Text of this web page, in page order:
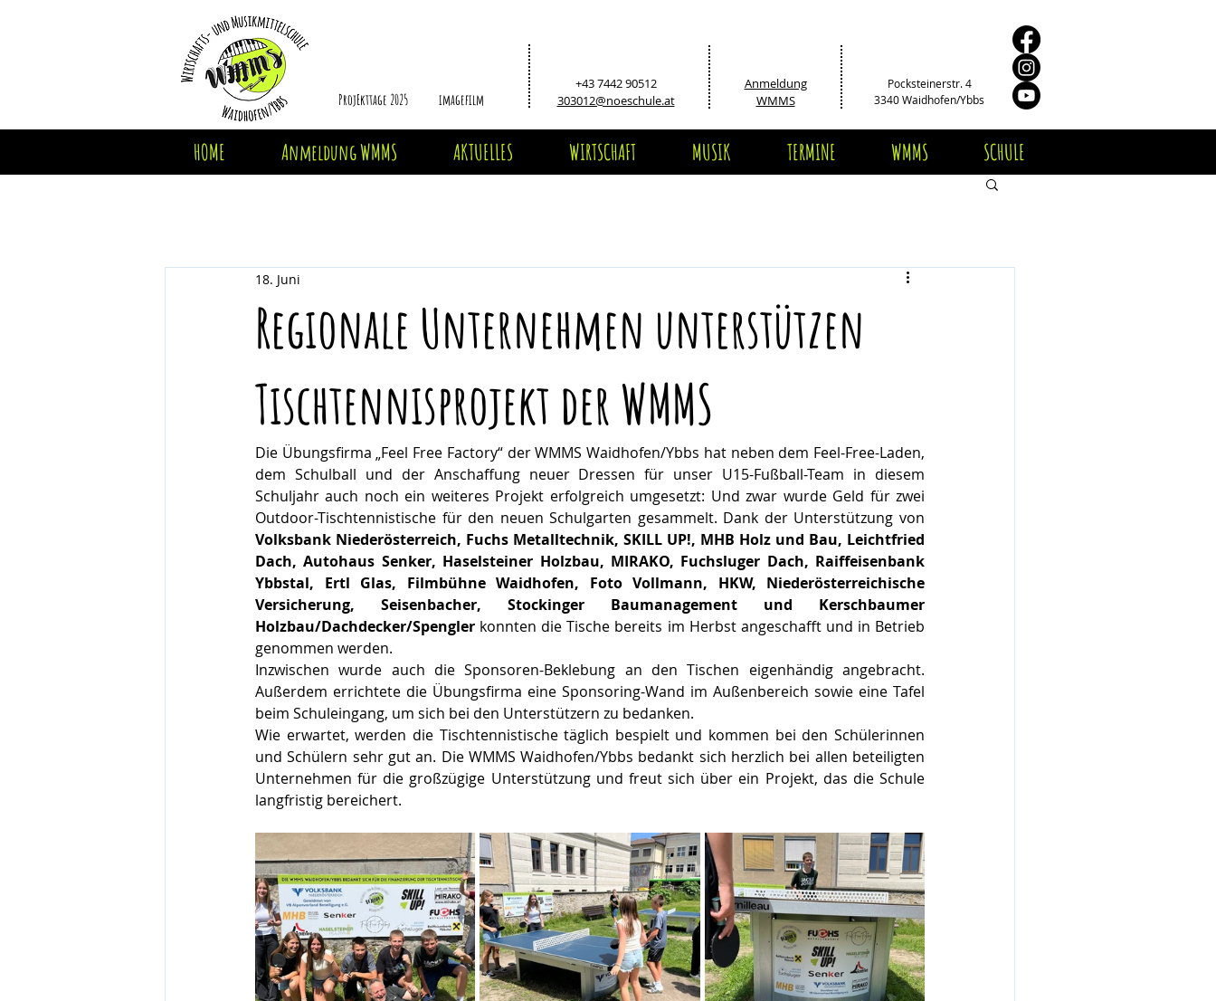
ProjEkttage 2025 imagefilm
+43 7442 90512
303012@noeschule.at
Anmeldung
WMMS
Pocksteinerstr. 4
3340 Waidhofen/Ybbs
HOME Anmeldung WMMS AKTUELLES WIRTSCHAFT MUSIK TERMINE WMMS SCHULE
Regionale Unternehmen unterstützen
Tischtennisprojekt der WMMS
18. Juni
Die Übungsfirma „Feel Free Factory“ der WMMS Waidhofen/Ybbs hat neben dem Feel-Free-Laden,
dem Schulball und der Anschaffung neuer Dressen für unser U15-Fußball-Team in diesem
Schuljahr auch noch ein weiteres Projekt erfolgreich umgesetzt: Und zwar wurde Geld für zwei
Volksbank Niederösterreich, Fuchs Metalltechnik, SKILL UP!, MHB Holz und Bau, Leichtfried
Dach, Autohaus Senker, Haselsteiner Holzbau, MIRAKO, Fuchsluger Dach, Raiffeisenbank
Ybbstal, Ertl Glas, Filmbühne Waidhofen, Foto Vollmann, HKW, Niederösterreichische
Versicherung, Seisenbacher, Stockinger Baumanagement und Kerschbaumer
Holzbau/Dachdecker/Spengler konnten die Tische bereits im Herbst angeschafft und in Betrieb
genommen werden.
Inzwischen wurde auch die Sponsoren-Beklebung an den Tischen eigenhändig angebracht.
Außerdem errichtete die Übungsfirma eine Sponsoring-Wand im Außenbereich sowie eine Tafel
beim Schuleingang, um sich bei den Unterstützern zu bedanken.
Wie erwartet, werden die Tischtennistische täglich bespielt und kommen bei den Schülerinnen
und Schülern sehr gut an. Die WMMS Waidhofen/Ybbs bedankt sich herzlich bei allen beteiligten
Unternehmen für die großzügige Unterstützung und freut sich über ein Projekt, das die Schule
langfristig bereichert.